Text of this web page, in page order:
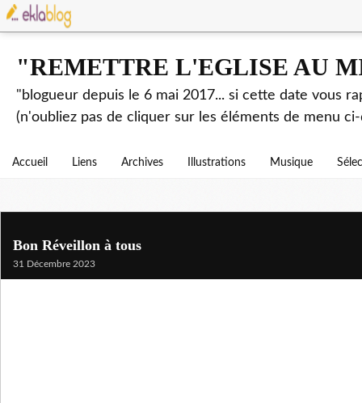
"REMETTRE L'EGLISE AU
"blogueur depuis le 6 mai 2017... si cette date vous
(n'oubliez pas de cliquer sur les éléments de menu
Accueil Liens Archives Illustrations Musique
Bon Réveillon à tous
31 Décembre 2023